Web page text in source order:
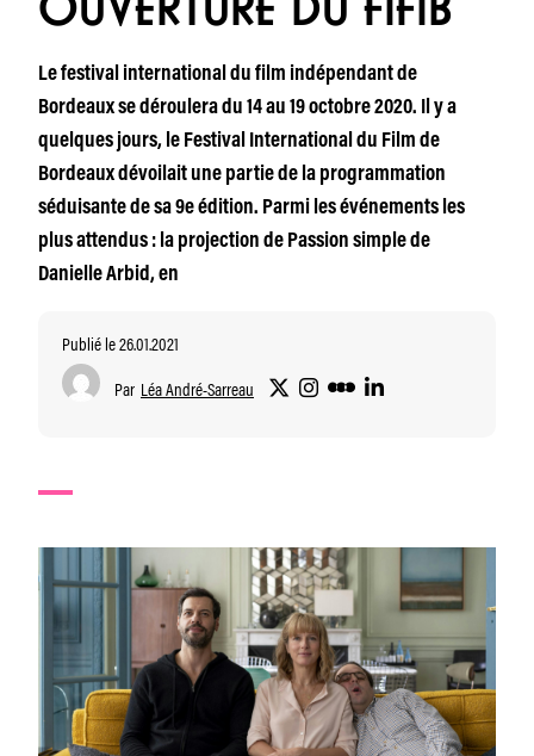
Le festival international du film indépendant de
Bordeaux se déroulera du 14 au 19 octobre 2020. Il y a
quelques jours, le Festival International du Film de
Bordeaux dévoilait une partie de la programmation
séduisante de sa 9e édition. Parmi les événements les
plus attendus : la projection de Passion simple de
Danielle Arbid, en
Publié le 26.01.2021
Par Léa André-Sarreau